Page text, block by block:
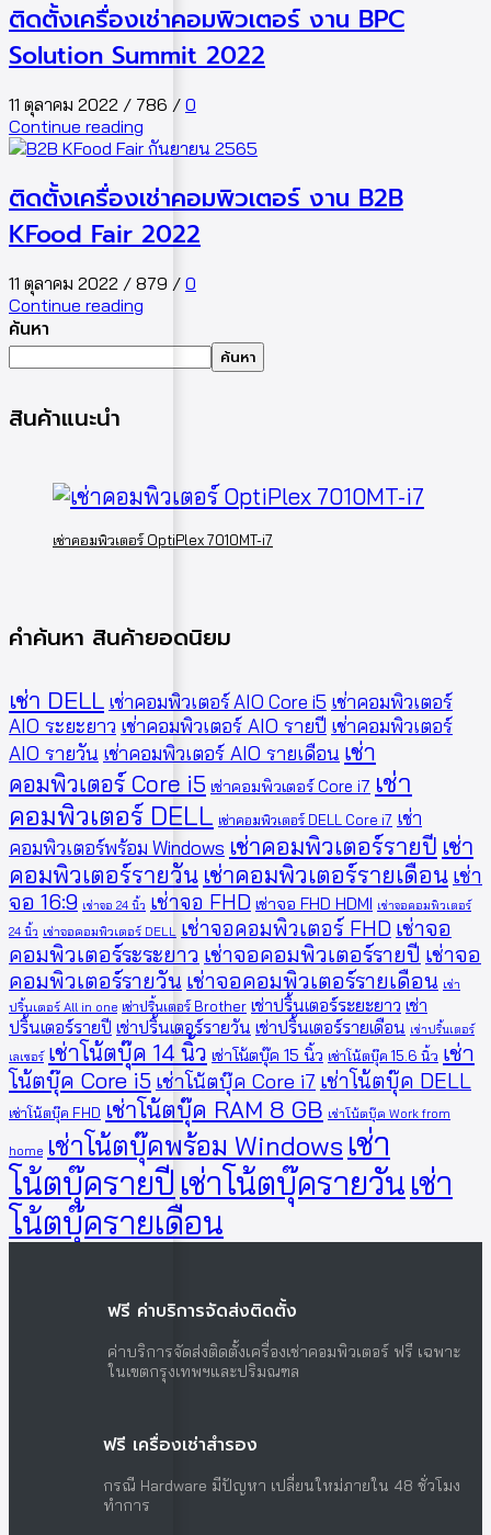
ติดตั้งเครื่องเช่าคอมพิวเตอร์ งาน BPC
Solution Summit 2022
11 ตุลาคม 2022 / 786 / 0
Continue reading
ติดตั้งเครื่องเช่าคอมพิวเตอร์ งาน B2B
KFood Fair 2022
11 ตุลาคม 2022 / 879 / 0
Continue reading
ค้นหา
ค้นหา
สินค้าแนะนำ
เช่าคอมพิวเตอร์ OptiPlex 7010MT-i7
คำค้นหา สินค้ายอดนิยม
เช่า DELL เช่าคอมพิวเตอร์ AIO Core i5 เช่าคอมพิวเตอร์
AIO ระยะยาว เช่าคอมพิวเตอร์ AIO รายปี เช่าคอมพิวเตอร์
AIO รายวัน เช่าคอมพิวเตอร์ AIO รายเดือน เช่า
คอมพิวเตอร์ Core i5 เช่าคอมพิวเตอร์ Core i7 เช่า
คอมพิวเตอร์ DELL เช่าคอมพิวเตอร์ DELL Core i7 เช่า
คอมพิวเตอร์พร้อม Windows เช่าคอมพิวเตอร์รายปี เช่า
คอมพิวเตอร์รายวัน เช่าคอมพิวเตอร์รายเดือน เช่า
จอ 16:9 เช่าจอ 24 นิ้ว เช่าจอ FHD เช่าจอ FHD HDMI เช่าจอคอมพิวเตอร์
24 นิ้ว เช่าจอคอมพิวเตอร์ DELL เช่าจอคอมพิวเตอร์ FHD เช่าจอ
คอมพิวเตอร์ระระยาว เช่าจอคอมพิวเตอร์รายปี เช่าจอ
คอมพิวเตอร์รายวัน เช่าจอคอมพิวเตอร์รายเดือน เช่า
ปริ้นเตอร์ All in one เช่าปริ้นเตอร์ Brother เช่าปริ้นเตอร์ระยะยาว เช่า
ปริ้นเตอร์รายปี เช่าปริ้นเตอร์รายวัน เช่าปริ้นเตอร์รายเดือน เช่าปริ้นเตอร์
เลเซอร์ เช่าโน้ตบุ๊ค 14 นิ้ว เช่าโน้ตบุ๊ค 15 นิ้ว เช่าโน้ตบุ๊ค 15.6 นิ้ว เช่า
โน้ตบุ๊ค Core i5 เช่าโน้ตบุ๊ค Core i7 เช่าโน้ตบุ๊ค DELL
เช่าโน้ตบุ๊ค FHD เช่าโน้ตบุ๊ค RAM 8 GB เช่าโน้ตบุ๊ค Work from
home เช่าโน้ตบุ๊คพร้อม Windows เช่า
โน้ตบุ๊ครายปี เช่าโน้ตบุ๊ครายวันเช่า
โน้ตบุ๊ครายเดือน
ฟรี ค่าบริการจัดส่งติดตั้ง
ค่าบริการจัดส่งติดตั้งเครื่องเช่าคอมพิวเตอร์ ฟรี เฉพาะ
ในเขตกรุงเทพฯและปริมณฑล
ฟรี เครื่องเช่าสำรอง
กรณี Hardware มีปัญหา เปลี่ยนใหม่ภายใน 48 ชั่วโมง
ทำการ